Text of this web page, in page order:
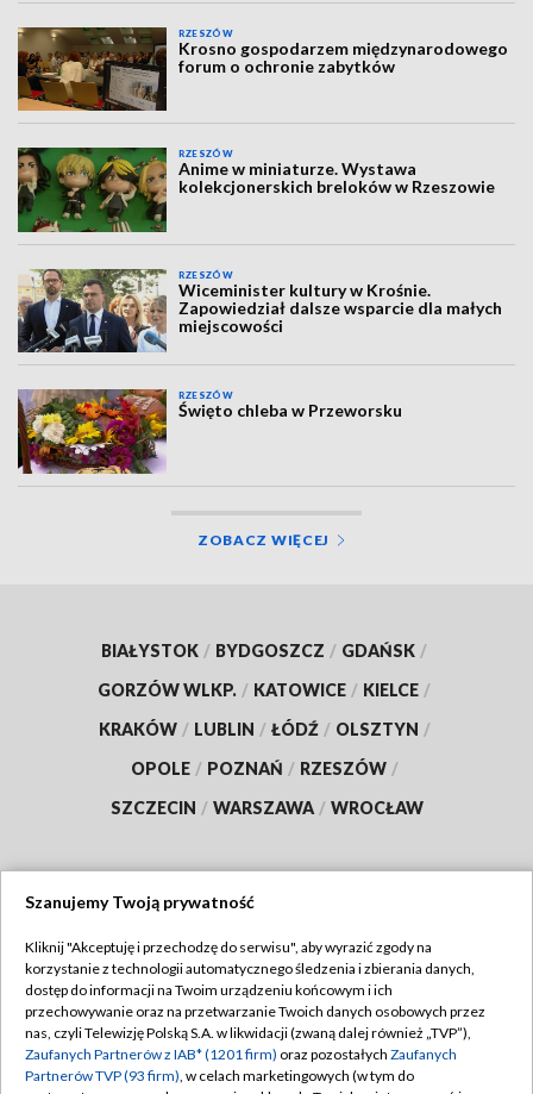
RZESZÓW
Krosno gospodarzem międzynarodowego
forum o ochronie zabytków
RZESZÓW
Anime w miniaturze. Wystawa
kolekcjonerskich breloków w Rzeszowie
RZESZÓW
Wiceminister kultury w Krośnie.
Zapowiedział dalsze wsparcie dla małych
miejscowości
RZESZÓW
Święto chleba w Przeworsku
ZOBACZ WIĘCEJ
BIAŁYSTOK / BYDGOSZCZ / GDAŃSK /
GORZÓW WLKP. / KATOWICE / KIELCE /
KRAKÓW / LUBLIN / ŁÓDŹ / OLSZTYN /
OPOLE / POZNAŃ / RZESZÓW /
SZCZECIN / WARSZAWA / WROCŁAW
TVP
Abonament TVP
Emisja w TVP
Centrum informacji TVP
Regulamin TVP
Polityka prywatności
Szanujemy Twoją prywatność
Kliknij "Akceptuję i przechodzę do serwisu", aby wyrazić zgody na
korzystanie z technologii automatycznego śledzenia i zbierania danych,
dostęp do informacji na Twoim urządzeniu końcowym i ich
przechowywanie oraz na przetwarzanie Twoich danych osobowych przez
nas, czyli Telewizję Polską S.A. w likwidacji (zwaną dalej również „TVP”),
Zaufanych Partnerów z IAB* (1201 firm) oraz pozostałych Zaufanych
Partnerów TVP (93 firm), w celach marketingowych (w tym do